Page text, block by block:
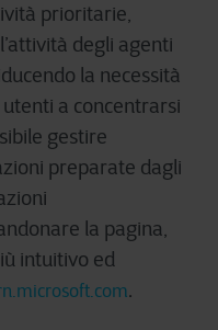
prioritarie,
degli agenti
la necessità
a concentrarsi
gestire
preparate dagli
la pagina,
intuitivo ed
.